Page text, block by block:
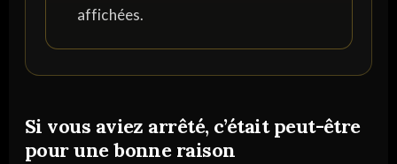
affichées.
Si vous aviez arrêté, c’était peut-être
pour une bonne raison